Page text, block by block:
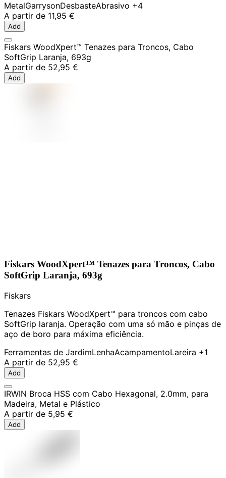
MetalGarrysonDesbasteAbrasivo +4
A partir de 11,95 €
Add
Fiskars WoodXpert™ Tenazes para Troncos, Cabo
SoftGrip Laranja, 693g
A partir de 52,95 €
Add
Fiskars WoodXpert™ Tenazes para Troncos, Cabo
SoftGrip Laranja, 693g
Fiskars
Tenazes Fiskars WoodXpert™ para troncos com cabo
SoftGrip laranja. Operação com uma só mão e pinças de
aço de boro para máxima eficiência.
Ferramentas de JardimLenhaAcampamentoLareira +1
A partir de 52,95 €
Add
IRWIN Broca HSS com Cabo Hexagonal, 2.0mm, para
Madeira, Metal e Plástico
A partir de 5,95 €
Add